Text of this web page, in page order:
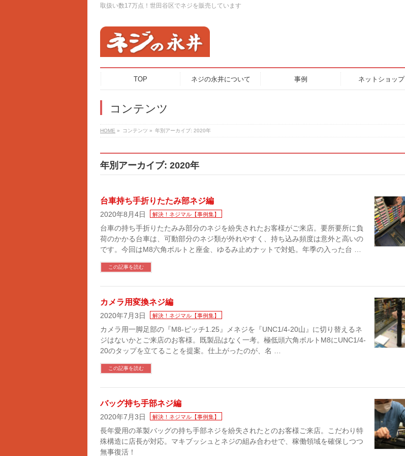
取扱い数17万点！世田谷区でネジを販売しています
TOP ネジの永井について 事例 ネットショップ
コンテンツ
HOME » コンテンツ » 年別アーカイブ: 2020年
年別アーカイブ: 2020年
台車持ち手折りたたみ部ネジ編
2020年8月4日 解決！ネジマル【事例集】
台車の持ち手折りたたみみ部分のネジを紛失されたお客様がご来店。要所要所に負
荷のかかる台車は、可動部分のネジ類が外れやすく、持ち込み頻度は意外と高いの
です。今回はM8六角ボルトと座金、ゆるみ止めナットで対処。年季の入った台 …
この記事を読む
カメラ用変換ネジ編
2020年7月3日 解決！ネジマル【事例集】
カメラ用一脚足部の『M8-ピッチ1.25』メネジを『UNC1/4-20山』に切り替えるネ
ジはないかとご来店のお客様。既製品はなく一考。極低頭六角ボルトM8にUNC1/4-
20のタップを立てることを提案。仕上がったのが、名 …
この記事を読む
バッグ持ち手部ネジ編
2020年7月3日 解決！ネジマル【事例集】
長年愛用の革製バッグの持ち手部ネジを紛失されたとのお客様ご来店。こだわり特
殊構造に店長が対応。マキブッシュとネジの組み合わせで、稼働領域を確保しつつ
無事復活！